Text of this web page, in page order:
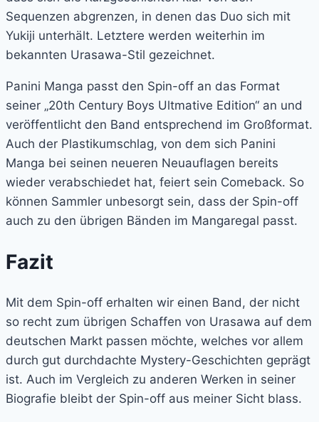
Sequenzen abgrenzen, in denen das Duo sich mit
Yukiji unterhält. Letztere werden weiterhin im
bekannten Urasawa-Stil gezeichnet.
Panini Manga passt den Spin-off an das Format
seiner „20th Century Boys Ultmative Edition“ an und
veröffentlicht den Band entsprechend im Großformat.
Auch der Plastikumschlag, von dem sich Panini
Manga bei seinen neueren Neuauflagen bereits
wieder verabschiedet hat, feiert sein Comeback. So
können Sammler unbesorgt sein, dass der Spin-off
auch zu den übrigen Bänden im Mangaregal passt.
Fazit
Mit dem Spin-off erhalten wir einen Band, der nicht
so recht zum übrigen Schaffen von Urasawa auf dem
deutschen Markt passen möchte, welches vor allem
durch gut durchdachte Mystery-Geschichten geprägt
ist. Auch im Vergleich zu anderen Werken in seiner
Biografie bleibt der Spin-off aus meiner Sicht blass.